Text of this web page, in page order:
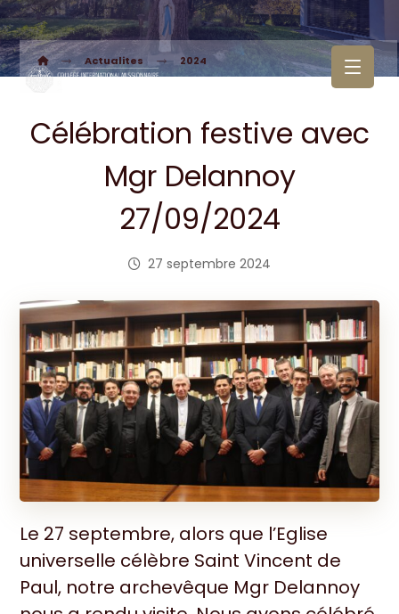
Actualites 2024
Célébration festive avec
Mgr Delannoy
27/09/2024
27 septembre 2024
Le 27 septembre, alors que l’Eglise
universelle célèbre Saint Vincent de
Paul, notre archevêque Mgr Delannoy